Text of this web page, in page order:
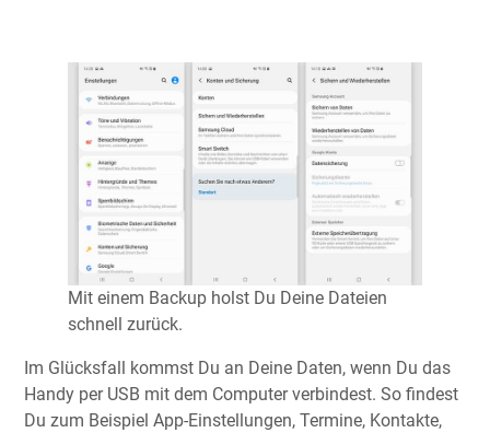
Mit einem Backup holst Du Deine Dateien
schnell zurück.
Im Glücksfall kommst Du an Deine Daten, wenn Du das
Handy per USB mit dem Computer verbindest. So findest
Du zum Beispiel App-Einstellungen, Termine, Kontakte,